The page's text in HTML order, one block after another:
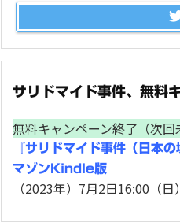
サリドマイド事件、無料
無料キャンペーン終了（次回
『サリドマイド事件（日本
マゾンKindle版
（2023年）7月2日16:00（日